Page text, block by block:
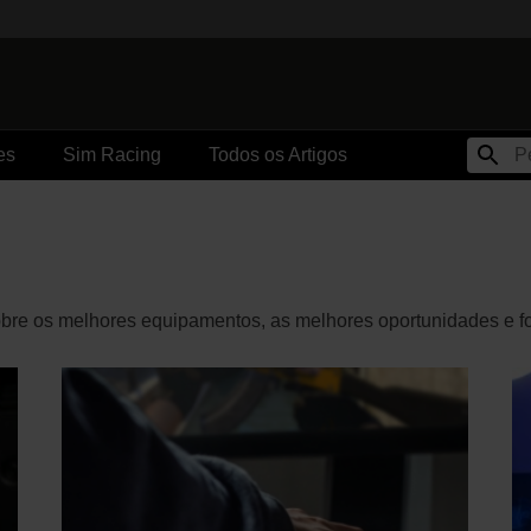
Sim Racing Todos os Artigos
os melhores equipamentos, as melhores oportunidades e